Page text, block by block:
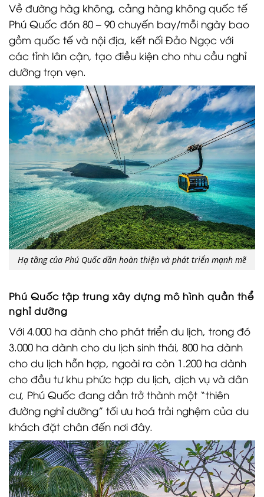
Về đường hàg không, cảng hàng không quốc tế
Phú Quốc đón 80 – 90 chuyến bay/mỗi ngày bao
gồm quốc tế và nội địa, kết nối Đảo Ngọc với
các tỉnh lân cận, tạo điều kiện cho nhu cầu nghỉ
dưỡng trọn vẹn.
Hạ tầng của Phú Quốc dần hoàn thiện và phát triển mạnh mẽ
Phú Quốc tập trung xây dựng mô hình quần thể
nghỉ dưỡng
Với 4.000 ha dành cho phát triển du lịch, trong đó
3.000 ha dành cho du lịch sinh thái, 800 ha dành
cho du lịch hỗn hợp, ngoài ra còn 1.200 ha dành
cho đầu tư khu phức hợp du lịch, dịch vụ và dân
cư, Phú Quốc đang dần trở thành một “thiên
đường nghỉ dưỡng” tối ưu hoá trải nghệm của du
khách đặt chân đến nơi đây.